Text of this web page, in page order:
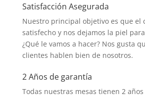
Satisfacción Asegurada
Nuestro principal objetivo es que el
satisfecho y nos dejamos la piel
¿Qué le vamos a hacer? Nos gusta
clientes hablen bien de nosotros.
2 Años de garantía
Todas nuestras mesas tienen 2